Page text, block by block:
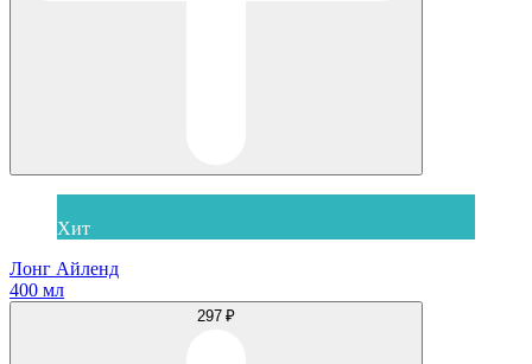
Хит
Лонг Айленд
400 мл
297 ₽